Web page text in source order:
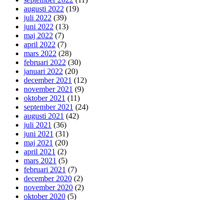
augusti 2022 (19)
juli 2022 (39)
juni 2022 (13)
maj 2022 (7)
april 2022 (7)
mars 2022 (28)
februari 2022 (30)
januari 2022 (20)
december 2021 (12)
november 2021 (9)
oktober 2021 (11)
september 2021 (24)
augusti 2021 (42)
juli 2021 (36)
juni 2021 (31)
maj 2021 (20)
april 2021 (2)
mars 2021 (5)
februari 2021 (7)
december 2020 (2)
november 2020 (2)
oktober 2020 (5)